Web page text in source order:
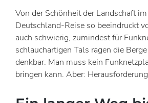
Von der Schönheit der Landschaft
Deutschland-Reise so beeindruckt
auch schwierig, zumindest für
schlauchartigen Tals ragen die
denkbar. Man muss kein
bringen kann. Aber: